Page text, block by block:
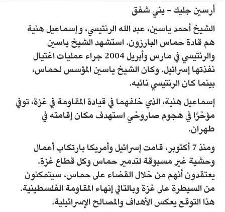
أرسين جليك - يني شفق
الشيخ أحمد ياسين، عبد الله الرنتيسي، وإسماعيل هنية
هم قادة حماس البارزون. استشهد الشيخ ياسين
والرنتيسي في مارس وأبريل 2004 جراء عمليات اغتيال
نفذتها إسرائيل. وكان الشيخ ياسين المؤسس لحماس،
بينما كان الرنتيسي نائبه.
إسماعيل هنية، الذي خلفهما في قيادة المقاومة في غزة، توفي
مؤخرًا في هجوم صاروخي استهدف مكان إقامته في
طهران.
ومنذ 7 أكتوبر، قامت إسرائيل وأمريكا بارتكاب أعمال
وحشية غير مسبوقة لتدمير حماس وكل قطاع غزة.
يعتقدون أنهم من خلال القضاء على حماس، سيتمكنون
من السيطرة على غزة وبالتالي إنهاء المقاومة الفلسطينية.
هذا التوقع يعكس الأهداف والمصالح الإسرائيلية.